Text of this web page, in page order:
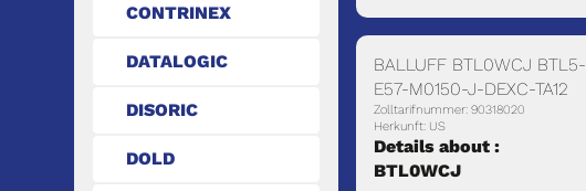
CONTRINEX
DATALOGIC
DISORIC
DOLD
BALLUFF BTL0WCJ BTL5-
E57-M0150-J-DEXC-TA12
Zolltarifnummer: 90318020
Herkunft: US
Details about :
BTL0WCJ